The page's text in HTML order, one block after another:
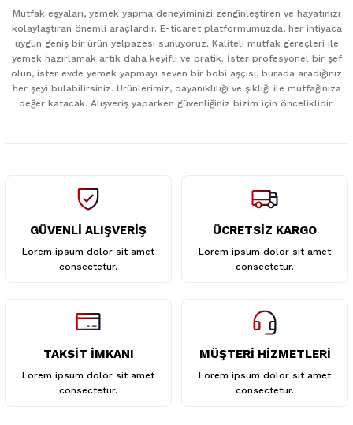
Ürün resmi kalitesiz, bozuk veya görüntülenemiyor.
Ürün açıklamasında eksik bilgiler bulunuyor.
Ürün bilgilerinde hatalar bulunuyor.
Ürün fiyatı diğer sitelerden daha pahalı.
Mutfak eşyaları, yemek yapma deneyiminizi zenginleştiren ve hayatınızı
kolaylaştıran önemli araçlardır. E-ticaret platformumuzda, her ihtiyaca
uygun geniş bir ürün yelpazesi sunuyoruz. Kaliteli mutfak gereçleri ile
yemek hazırlamak artık daha keyifli ve pratik. İster profesyonel bir şef
olun, ister evde yemek yapmayı seven bir hobi aşçısı, burada aradığınız
her şeyi bulabilirsiniz. Ürünlerimiz, dayanıklılığı ve şıklığı ile mutfağınıza
değer katacak. Alışveriş yaparken güvenliğiniz bizim için önceliklidir.
GÜVENLİ ALIŞVERİŞ
Lorem ipsum dolor sit amet
consectetur.
ÜCRETSİZ KARGO
Lorem ipsum dolor sit amet
consectetur.
TAKSİT İMKANI
Lorem ipsum dolor sit amet
consectetur.
MÜŞTERİ HİZMETLERİ
Lorem ipsum dolor sit amet
consectetur.